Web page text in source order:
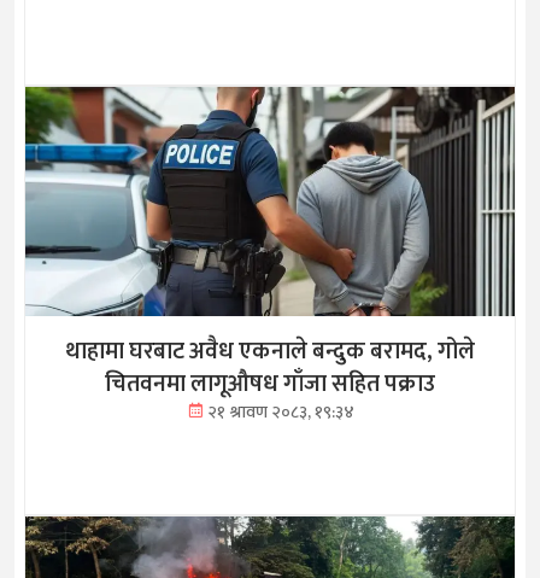
थाहामा घरबाट अवैध एकनाले बन्दुक बरामद, गोले
चितवनमा लागूऔषध गाँजा सहित पक्राउ
२१ श्रावण २०८३, १९:३४